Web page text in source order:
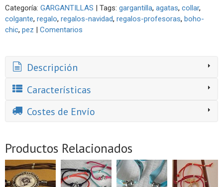
Categoría: GARGANTILLAS | Tags: gargantilla agatas collar
colgante regalo regalos-navidad regalos-profesoras boho-
chic pez | Comentarios
Descripción
Características
Costes de Envío
Productos Relacionados